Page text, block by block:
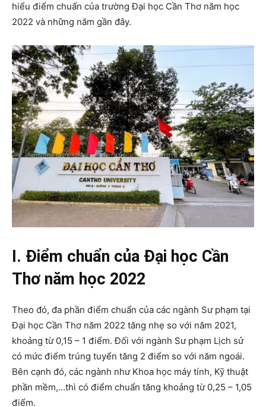
hiểu điểm chuẩn của trường Đại học Cần Thơ năm học
2022 và những năm gần đây.
I. Điểm chuẩn của Đại học Cần
Thơ năm học 2022
Theo đó, đa phần điểm chuẩn của các ngành Sư phạm tại
Đại học Cần Thơ năm 2022 tăng nhẹ so với năm 2021,
khoảng từ 0,15 – 1 điểm. Đối với ngành Sư phạm Lịch sử
có mức điểm trúng tuyển tăng 2 điểm so với năm ngoái.
Bên cạnh đó, các ngành như Khoa học máy tính, Kỹ thuật
phần mềm,…thì có điểm chuẩn tăng khoảng từ 0,25 – 1,05
điểm.